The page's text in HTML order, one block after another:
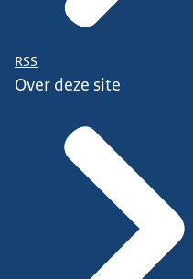
RSS
Over deze site